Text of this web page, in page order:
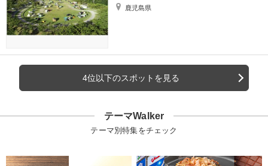
鹿児島県
4位以下のスポットを見る
テーマWalker
テーマ別特集をチェック